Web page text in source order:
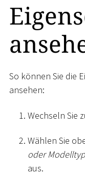
So können Sie die
ansehen:
Wechseln Sie
Wählen Sie
oder
aus.